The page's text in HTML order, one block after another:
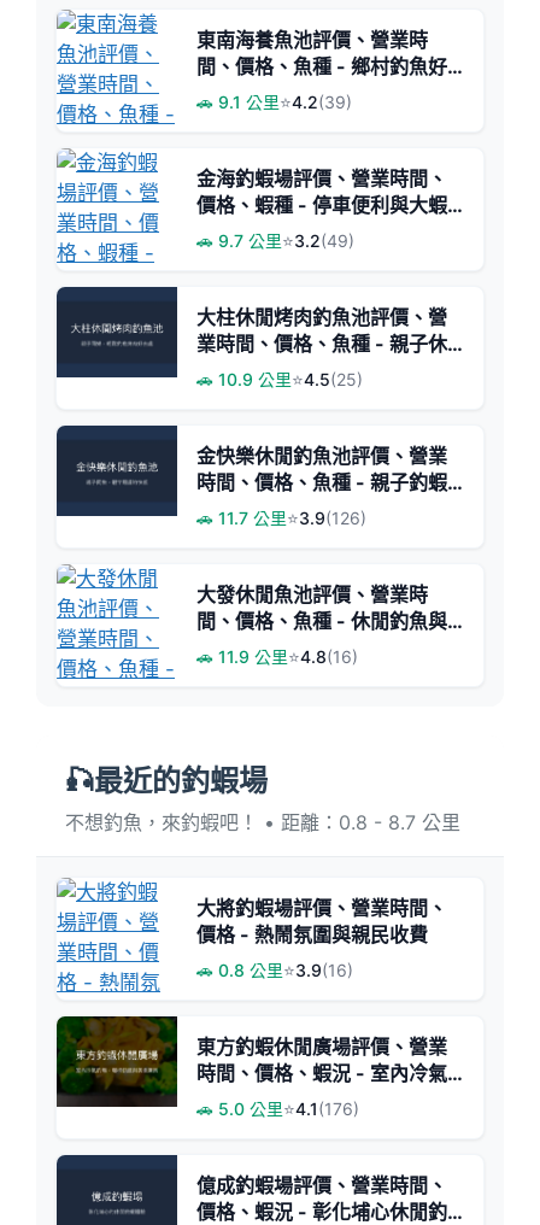
東南海養魚池評價、營業時
間、價格、魚種 - 鄉村釣魚好
去處
🚗 9.1 公里⭐4.2(39)
金海釣蝦場評價、營業時間、
價格、蝦種 - 停車便利與大蝦
體驗
🚗 9.7 公里⭐3.2(49)
大柱休閒烤肉釣魚池評價、營
業時間、價格、魚種 - 親子休
閒烤肉釣場
🚗 10.9 公里⭐4.5(25)
金快樂休閒釣魚池評價、營業
時間、價格、魚種 - 親子釣蝦
樂園
🚗 11.7 公里⭐3.9(126)
大發休閒魚池評價、營業時
間、價格、魚種 - 休閒釣魚與
親切老闆首選
🚗 11.9 公里⭐4.8(16)
🎣最近的釣蝦場
不想釣魚，來釣蝦吧！ • 距離：0.8 - 8.7 公里
大將釣蝦場評價、營業時間、
價格 - 熱鬧氛圍與親民收費
🚗 0.8 公里⭐3.9(16)
東方釣蝦休閒廣場評價、營業
時間、價格、蝦況 - 室內冷氣
與豐富放蝦量
🚗 5.0 公里⭐4.1(176)
億成釣蝦場評價、營業時間、
價格、蝦況 - 彰化埔心休閒釣